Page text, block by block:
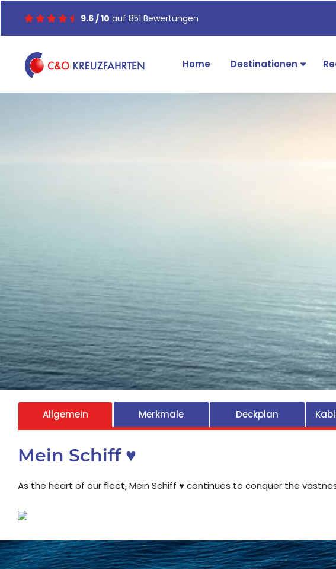
9.6 / 10 auf 851 Bewertungen
Home Destinationen
Allgemein Merkmale Deckplan
Mein Schiff ♥
As the heart of our fleet, Mein Schiff ♥ continues to conquer the